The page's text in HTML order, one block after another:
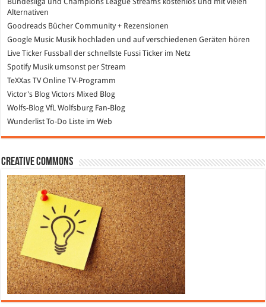
Alternativen
Goodreads Bücher Community + Rezensionen
Google Music Musik hochladen und auf verschiedenen Geräten hören
Live Ticker Fussball
der schnellste Fussi Ticker im Netz
SpotifyMusik umsonst per Stream
TeXXas TVOnline TV-Programm
Victor's Blog Victors Mixed Blog
Wolfs-Blog VfL Wolfsburg Fan-Blog
WunderlistTo-Do Liste im Web
Creative Commons